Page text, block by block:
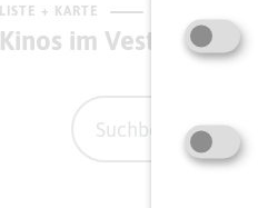
LISTE + KARTE
Kinos im Vest